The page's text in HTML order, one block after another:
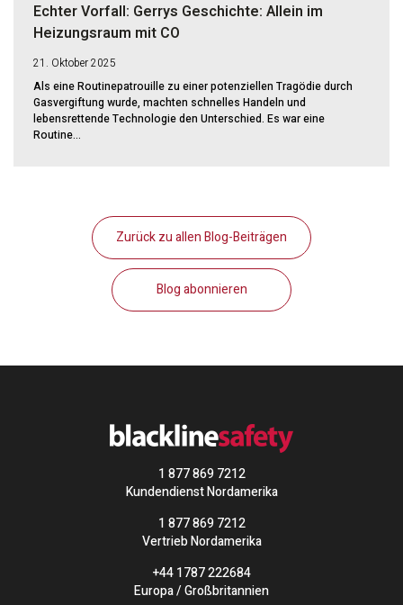
Echter Vorfall: Gerrys Geschichte: Allein im
Heizungsraum mit CO
21. Oktober 2025
Als eine Routinepatrouille zu einer potenziellen Tragödie durch
Gasvergiftung wurde, machten schnelles Handeln und
lebensrettende Technologie den Unterschied. Es war eine
Routine...
Zurück zu allen Blog-Beiträgen
Blog abonnieren
1 877 869 7212
Kundendienst Nordamerika
1 877 869 7212
Vertrieb Nordamerika
+44 1787 222684
Europa / Großbritannien